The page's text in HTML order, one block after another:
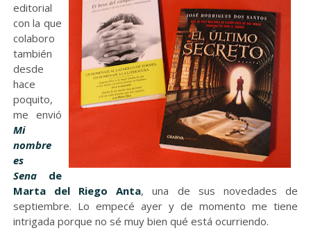
editorial
con la que
colaboro
también
desde
hace
poquito,
me envió
Mi
nombre
es
Senade
Marta del Riego Anta, una de sus novedades de
septiembre. Lo empecé ayer y de momento me tiene
intrigada porque no sé muy bien qué está ocurriendo.